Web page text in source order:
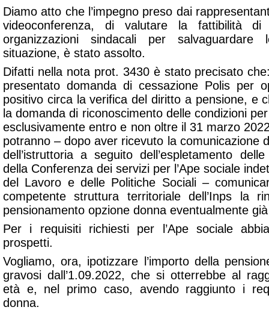
Diamo atto che l’impegno preso dai
videoconferenza, di valutare la fattibilità di
organizzazioni sindacali per
situazione, è stato assolto.
Difatti nella nota prot. 3430 è stato precisato
presentato domanda di cessazione Polis per
positivo circa la verifica del diritto a pensione, e
la domanda di riconoscimento delle condizioni per
esclusivamente entro e non oltre il 31 marzo
potranno – dopo aver ricevuto la comunicazione
dell’istruttoria a seguito dell’espletamento
della Conferenza dei servizi per l’Ape sociale
del Lavoro e delle Politiche Sociali –
competente struttura territoriale dell’Inps la
pensionamento opzione donna eventualmente
Per i requisiti richiesti per l’Ape sociale
prospetti.
Vogliamo, ora, ipotizzare l’importo della
gravosi dall’1.09.2022, che si otterrebbe al
età e, nel primo caso, avendo raggiunto i
donna.